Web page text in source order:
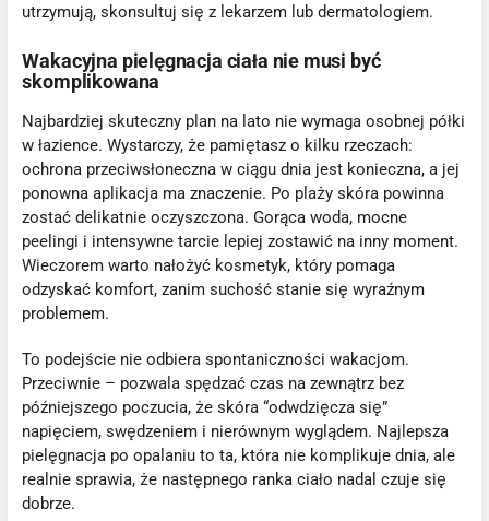
utrzymują, skonsultuj się z lekarzem lub dermatologiem.
Wakacyjna pielęgnacja ciała nie musi być
skomplikowana
Najbardziej skuteczny plan na lato nie wymaga osobnej półki
w łazience. Wystarczy, że pamiętasz o kilku rzeczach:
ochrona przeciwsłoneczna w ciągu dnia jest konieczna, a jej
ponowna aplikacja ma znaczenie. Po plaży skóra powinna
zostać delikatnie oczyszczona. Gorąca woda, mocne
peelingi i intensywne tarcie lepiej zostawić na inny moment.
Wieczorem warto nałożyć kosmetyk, który pomaga
odzyskać komfort, zanim suchość stanie się wyraźnym
problemem.
To podejście nie odbiera spontaniczności wakacjom.
Przeciwnie – pozwala spędzać czas na zewnątrz bez
późniejszego poczucia, że skóra “odwdzięcza się”
napięciem, swędzeniem i nierównym wyglądem. Najlepsza
pielęgnacja po opalaniu to ta, która nie komplikuje dnia, ale
realnie sprawia, że następnego ranka ciało nadal czuje się
dobrze.